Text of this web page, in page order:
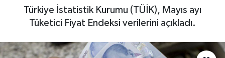
Türkiye İstatistik Kurumu (TÜİK), Mayıs ayı
Tüketici Fiyat Endeksi verilerini açıkladı.
Gündem
Haberler
Son Dakika Haberleri
Haber Arşivi